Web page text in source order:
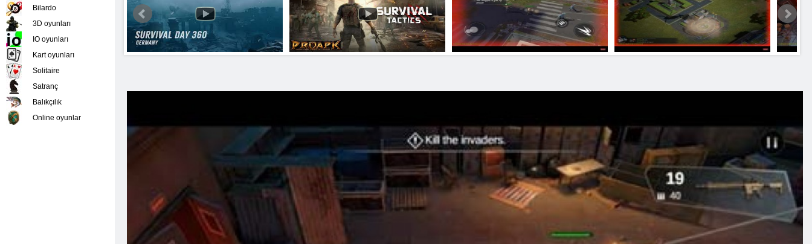
Bilardo
3D oyunları
IO oyunları
Kart oyunları
Solitaire
Satranç
Balıkçılık
Online oyunlar